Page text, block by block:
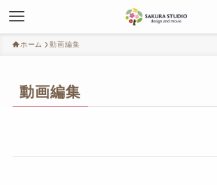
ホーム 動画編集
動画編集